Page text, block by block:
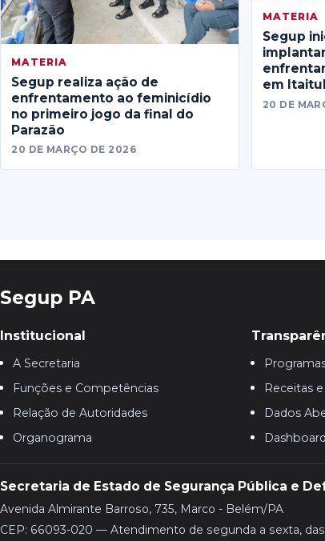
MATERIA
Segup realiza ação de
enfrentamento ao feminicídio
no primeiro jogo da final do
Parazão
20 DE MARÇO DE 2026
MATERIA
Segup
em
20 DE
Segup PA
Institucional
A Secretaria
Funções e Competências
Relação de Autoridades
Organograma
Receitas
Dados
Dashboard
Secretaria de Estado de Segurança Pública e
Avenida Almirante Barroso, 735, Marco - Belém/PA
CEP: 66093-020 — Atendimento de segunda a sexta,